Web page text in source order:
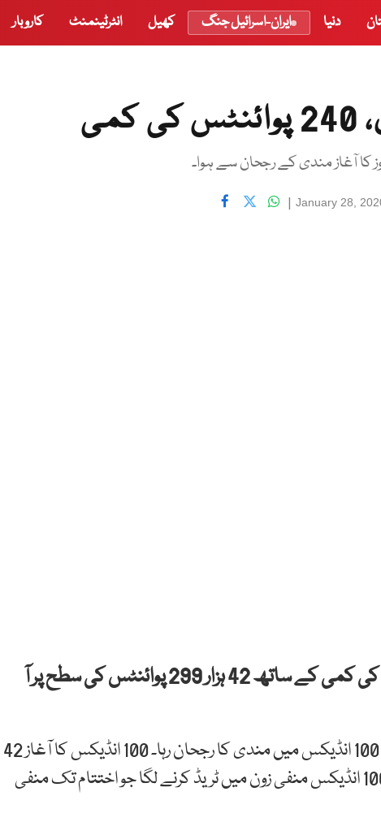
دنیا ایران-اسرائیل جنگ کھیل انٹرٹینمنٹ کاروبار
کا آغاز مندی کے رجحان سے ہوا۔
January 28,
|
کراچی: پاکستان اسٹاک مارکیٹ 240 پوائنٹس کی کمی کے ساتھ 42 ہزار 299 پوائنٹس کی سطح پر آ
کاروباری ہفتے کے دوسرے روز منگل کو کے ایس ای 100 انڈیکس میں مندی کا رجحان رہا۔ 100 انڈیکس کا آغاز 42
ہزار 539 پوائنٹس پر ہوا۔ اور آغاز سے ہی کے ایس ای 100 انڈیکس منفی زون میں ٹریڈ کرنے لگا جو اختتام تک منفی